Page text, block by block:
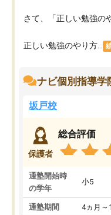
さて、「正しい勉強の
正しい勉強のやり方...
ナビ個別指導学
坂戸校
保護者
総合評価
通塾開始時
の学年
小5
通塾期間 4ヵ月～